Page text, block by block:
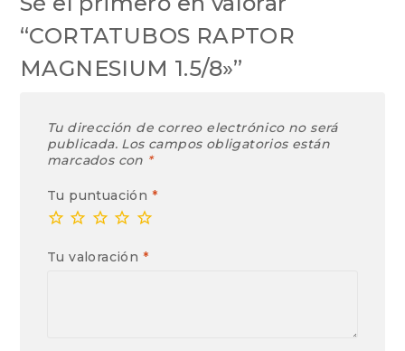
“CORTATUBOS RAPTOR
MAGNESIUM 1.5/8»”
Tu dirección de correo electrónico no será
publicada. Los campos obligatorios están
marcados con *
Tu puntuación *
Tu valoración *